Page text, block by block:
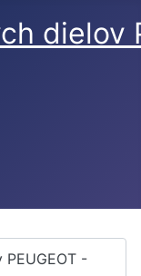
dielov
-